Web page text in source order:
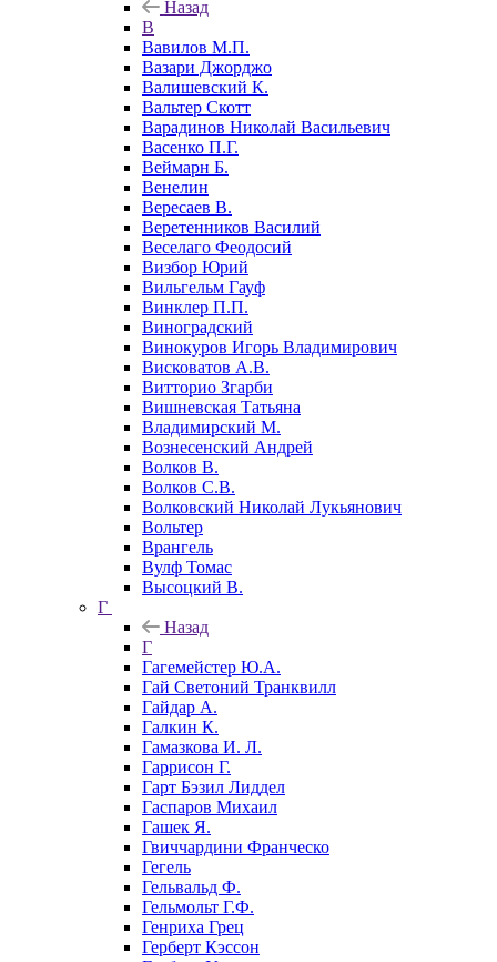
Назад
В
Вавилов М.П.
Вазари Джорджо
Валишевский К.
Вальтер Скотт
Варадинов Николай Васильевич
Васенко П.Г.
Веймарн Б.
Венелин
Вересаев В.
Веретенников Василий
Веселаго Феодосий
Визбор Юрий
Вильгельм Гауф
Винклер П.П.
Виноградский
Винокуров Игорь Владимирович
Висковатов А.В.
Витторио Згарби
Вишневская Татьяна
Владимирский М.
Вознесенский Андрей
Волков В.
Волков С.В.
Волковский Николай Лукьянович
Вольтер
Врангель
Вулф Томас
Высоцкий В.
Г
Назад
Г
Гагемейстер Ю.А.
Гай Светоний Транквилл
Гайдар А.
Галкин К.
Гамазкова И. Л.
Гаррисон Г.
Гарт Бэзил Лиддел
Гаспаров Михаил
Гашек Я.
Гвиччардини Франческо
Гегель
Гельвальд Ф.
Гельмольт Г.Ф.
Генриха Грец
Герберт Кэссон